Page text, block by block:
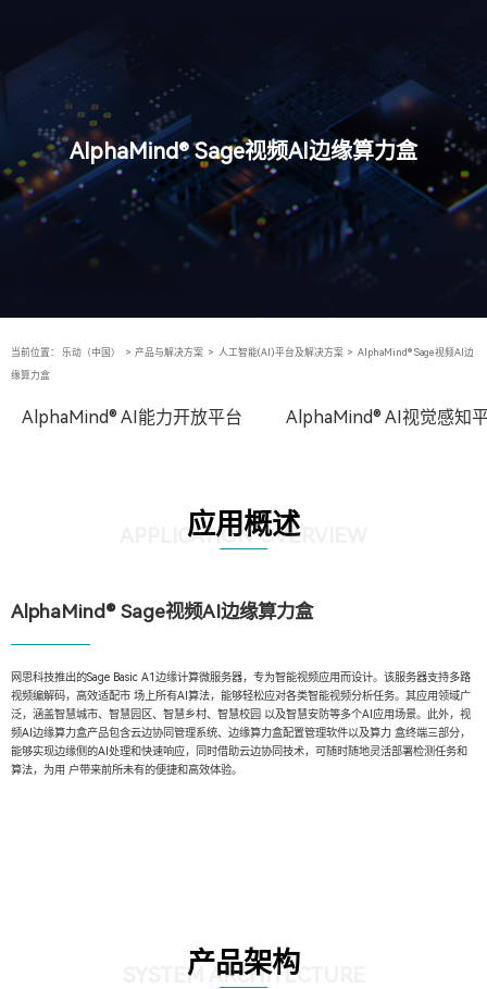
AlphaMind® Sage视频AI边缘算力盒
当前位置： 乐动（中国） > 产品与解决方案 > 人工智能(AI)平台及解决方案 > AlphaMind® Sage视频AI边
缘算力盒
AlphaMind® AI能力开放平台 AlphaMind® AI视觉感知
应用概述
APPLICATION OVERVIEW
AlphaMind® Sage视频AI边缘算力盒
网思科技推出的Sage Basic A1边缘计算微服务器，专为智能视频应用而设计。该服务器支持多路
视频编解码，高效适配市 场上所有AI算法，能够轻松应对各类智能视频分析任务。其应用领域广
泛，涵盖智慧城市、智慧园区、智慧乡村、智慧校园 以及智慧安防等多个AI应用场景。此外，视
频AI边缘算力盒产品包含云边协同管理系统、边缘算力盒配置管理软件以及算力 盒终端三部分，
能够实现边缘侧的AI处理和快速响应，同时借助云边协同技术，可随时随地灵活部署检测任务和
算法，为用 户带来前所未有的便捷和高效体验。
产品架构
SYSTEM ARCHITECTURE